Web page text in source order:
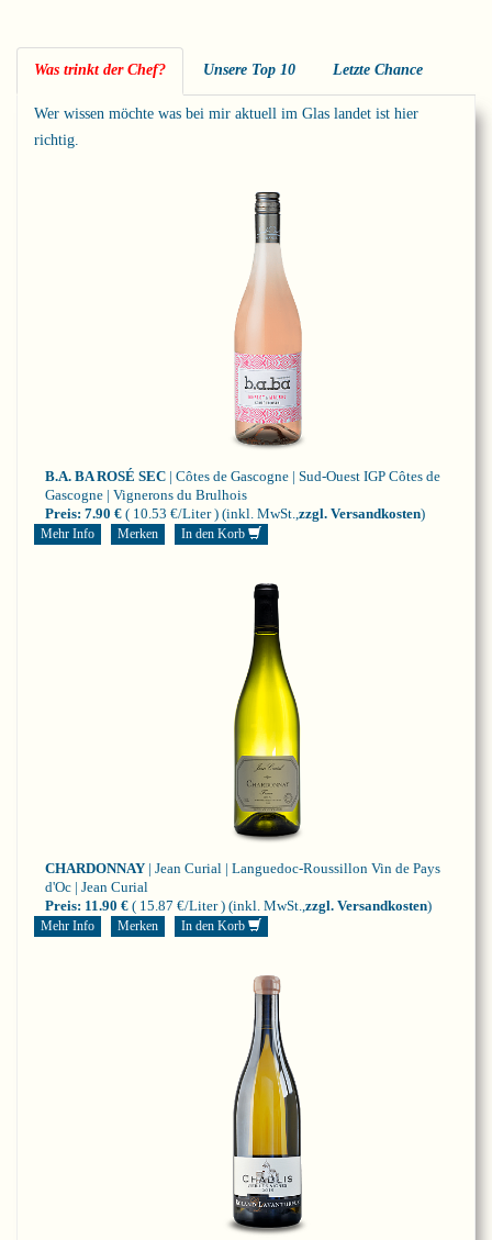
Was trinkt der Chef? Unsere Top 10 Letzte Chance
Wer wissen möchte was bei mir aktuell im Glas landet ist hier
richtig.
B.A. BA ROSÉ SEC | Côtes de Gascogne | Sud-Ouest IGP Côtes de
Gascogne | Vignerons du Brulhois
Preis: 7.90 € ( 10.53 €/Liter ) (inkl. MwSt.,zzgl. Versandkosten)
Mehr Info Merken In den Korb
CHARDONNAY | Jean Curial | Languedoc-Roussillon Vin de Pays
d'Oc | Jean Curial
Preis: 11.90 € ( 15.87 €/Liter ) (inkl. MwSt., zzgl. Versandkosten)
Mehr Info Merken In den Korb